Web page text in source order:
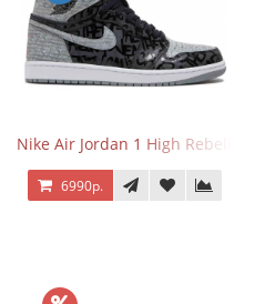
Nike Air Jordan 1 High Rebellionaire
6990р.